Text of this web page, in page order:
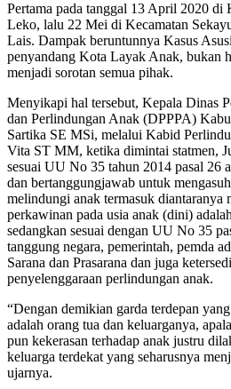
Pertama pada tanggal 13 April 2020 di
Leko, lalu 22 Mei di Kecamatan
Lais. Dampak beruntunnya Kasus
penyandang Kota Layak Anak, bukan
menjadi sorotan semua pihak.
Menyikapi hal tersebut, Kepala Dinas
dan Perlindungan Anak (DPPPA)
Sartika SE MSi, melalui Kabid
Vita ST MM, ketika dimintai statmen,
sesuai UU No 35 tahun 2014 pasal 26
dan bertanggungjawab untuk
melindungi anak termasuk diantaranya
perkawinan pada usia anak (dini)
sedangkan sesuai dengan UU No 35
tanggung negara, pemerintah, pemda
Sarana dan Prasarana dan juga
penyelenggaraan perlindungan anak.
“Dengan demikian garda terdepan
adalah orang tua dan keluarganya,
pun kekerasan terhadap anak justru
keluarga terdekat yang seharusnya
ujarnya.